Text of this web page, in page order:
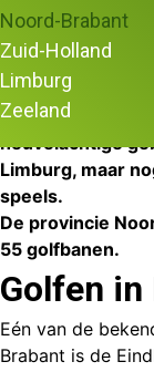
Noord-Brabant
Zuid-Holland
Limburg
Zeeland
acties
Noord-Brabant
gelegen
heuvelachtige
Limburg, maar
speels.
De provincie
55 golfbanen.
Golfen
Eén van de
Brabant is de